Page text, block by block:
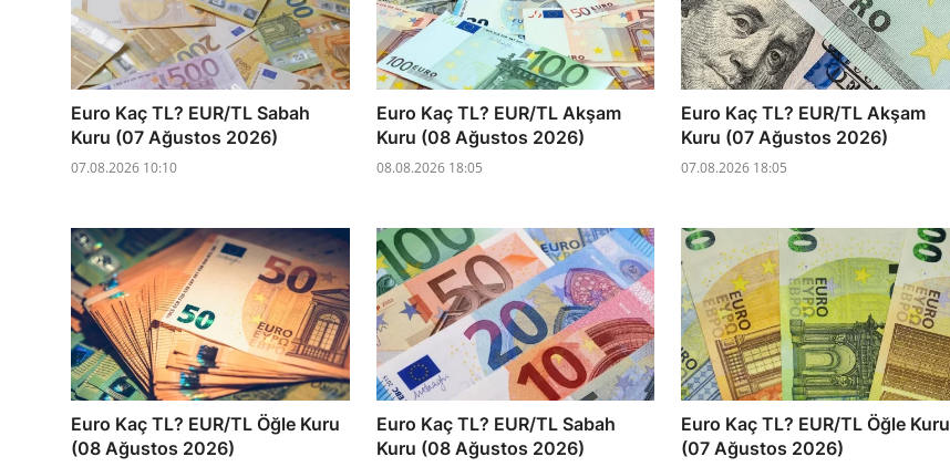
Euro Kaç TL? EUR/TL Sabah
Kuru (07 Ağustos 2026)
07.08.2026 10:10
Euro Kaç TL? EUR/TL Akşam
Kuru (08 Ağustos 2026)
08.08.2026 18:05
Euro Kaç TL? EUR/TL Akşam
Kuru (07 Ağustos 2026)
07.08.2026 18:05
Euro Kaç TL? EUR/TL Öğle Kuru
(08 Ağustos 2026)
Euro Kaç TL? EUR/TL Sabah
Kuru (08 Ağustos 2026)
Euro Kaç TL? EUR/TL Öğle Kuru
(07 Ağustos 2026)